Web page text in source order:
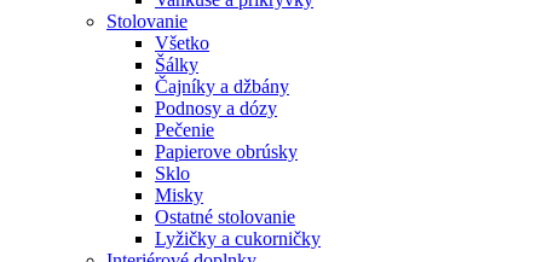
Stolovanie
Všetko
Šálky
Čajníky a džbány
Podnosy a dózy
Pečenie
Papierove obrúsky
Sklo
Misky
Ostatné stolovanie
Lyžičky a cukorničky